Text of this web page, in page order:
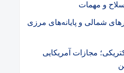
سلاح و مهمات
شمالی و پایانه‌های مرزی
مجازات آمریکایی